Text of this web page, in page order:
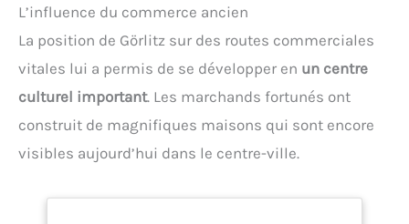
L’influence du commerce ancien
La position de Görlitz sur des routes commerciales
vitales lui a permis de se développer en un centre
culturel important. Les marchands fortunés ont
construit de magnifiques maisons qui sont encore
visibles aujourd’hui dans le centre-ville.